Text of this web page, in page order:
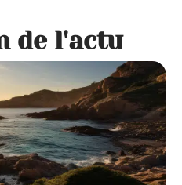
de l'actu